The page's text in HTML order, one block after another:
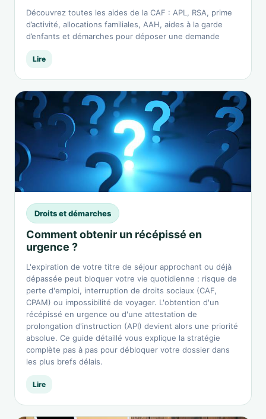
Découvrez toutes les aides de la CAF : APL, RSA, prime
d’activité, allocations familiales, AAH, aides à la garde
d’enfants et démarches pour déposer une demande
Lire
Droits et démarches
Comment obtenir un récépissé en
urgence ?
L'expiration de votre titre de séjour approchant ou déjà
dépassée peut bloquer votre vie quotidienne : risque de
perte d'emploi, interruption de droits sociaux (CAF,
CPAM) ou impossibilité de voyager. L'obtention d'un
récépissé en urgence ou d'une attestation de
prolongation d'instruction (API) devient alors une priorité
absolue. Ce guide détaillé vous explique la stratégie
complète pas à pas pour débloquer votre dossier dans
les plus brefs délais.
Lire